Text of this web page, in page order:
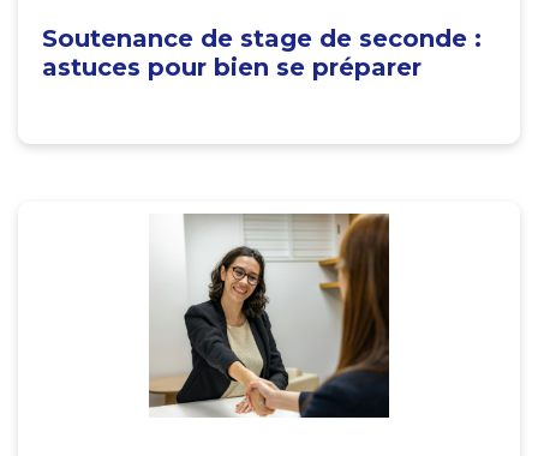
Soutenance de stage de seconde :
astuces pour bien se préparer